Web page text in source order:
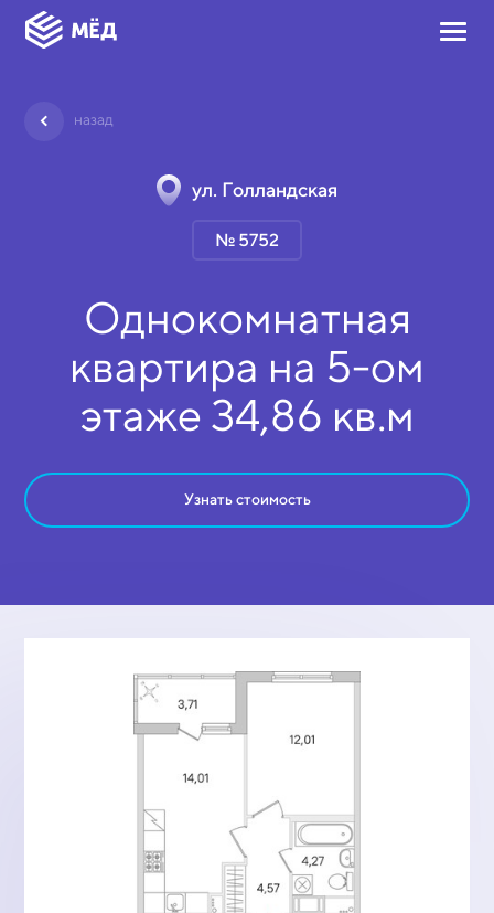
назад
ул. Голландская
№ 5752
Однокомнатная
квартира на 5-ом
этаже 34,86 кв.м
Узнать стоимость